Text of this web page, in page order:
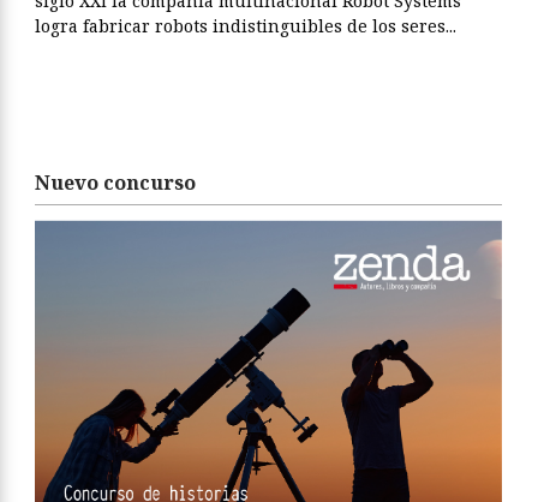
logra fabricar robots indistinguibles de los seres...
Nuevo concurso